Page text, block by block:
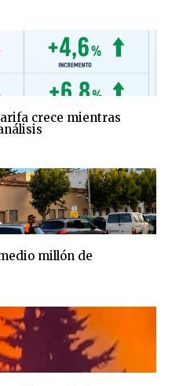
crece mientras
millón de